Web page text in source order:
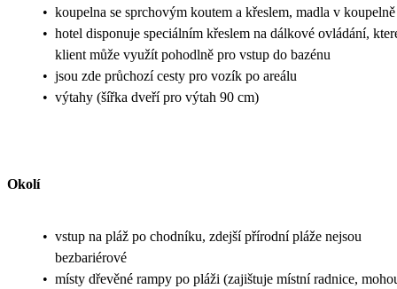
• koupelna se sprchovým koutem a křeslem, madla v koupelně
• hotel disponuje speciálním křeslem na dálkové ovládání,
klient může využít pohodlně pro vstup do bazénu
• jsou zde průchozí cesty pro vozík po areálu
• výtahy (šířka dveří pro výtah 90 cm)
Okolí
• vstup na pláž po chodníku, zdejší přírodní pláže nejsou
bezbariérové
• místy dřevěné rampy po pláži (zajištuje místní radnice,